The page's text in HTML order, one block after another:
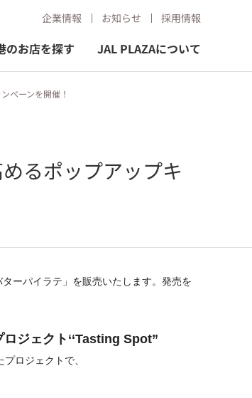
のお店を探す JAL PLAZAについて
企業情報 お知らせ 採用情報
ペーンを開催！
るポップアップキ
ターパイラテ」を販売いたします。発売を
ロジェクト‘‘Tasting Spot”
プロジェク トで、